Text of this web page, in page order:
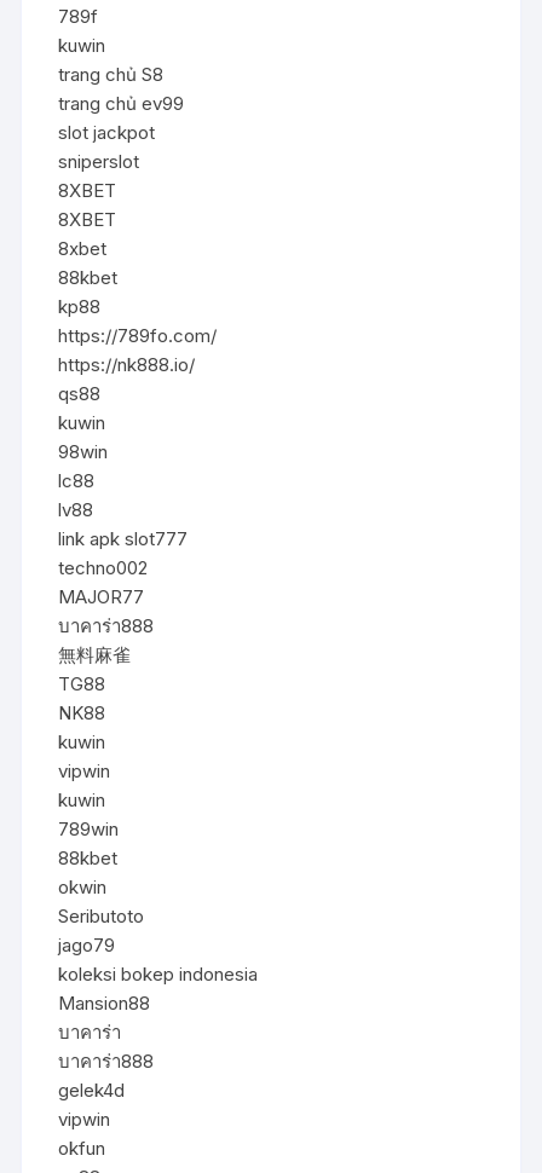
789f
kuwin
trang chủ S8
trang chủ ev99
slot jackpot
sniperslot
8XBET
8XBET
8xbet
88kbet
kp88
https://789fo.com/
https://nk888.io/
qs88
kuwin
98win
lc88
lv88
link apk slot777
techno002
MAJOR77
บาคาร่า888
無料麻雀
TG88
NK88
kuwin
vipwin
kuwin
789win
88kbet
okwin
Seributoto
jago79
koleksi bokep indonesia
Mansion88
บาคาร่า
บาคาร่า888
gelek4d
vipwin
okfun